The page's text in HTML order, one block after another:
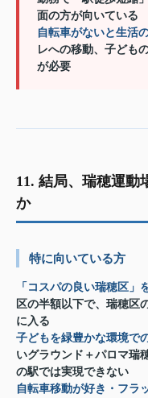
面の方が向いている
自転車がないと生活
レへの移動、子ども
が必要
11. 結局、瑞穂運動
か
特に向いている方
「コスパの良い瑞穂区」
区の半額以下で、瑞穂区
に入る
子どもを緑豊かな環境で
いグラウンド＋パロマ瑞
の駅では実現できない
自転車移動が好き・フラ